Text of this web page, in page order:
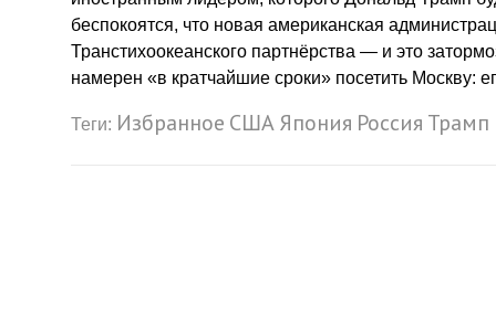
беспокоятся, что новая американская
Транстихоокеанского партнёрства — и это
намерен «в кратчайшие сроки» посетить Москву:
Теги: Избранное СШАЯпония Россия Трамп